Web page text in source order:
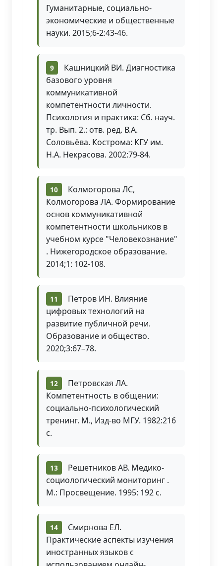
Гуманитарные, социально-
экономические и общественные
науки. 2015;6-2:43-46.
Кашницкий ВИ. Диагностика
базового уровня
коммуникативной
компетентности личности.
Психология и практика: Сб. науч.
тр. Вып. 2.: отв. ред. В.А.
Соловьёва. Кострома: КГУ им.
Н.А. Некрасова. 2002:79-84.
Колмогорова ЛС,
Колмогорова ЛА. Формирование
основ коммуникативной
компетентности школьников в
учебном курсе "Человекознание"
. Нижегородское образование.
2014;1: 102-108.
Петров ИН. Влияние
цифровых технологий на
развитие публичной речи.
Образование и общество.
2020;3:67–78.
Петровская ЛА.
Компетентность в общении:
социально-психологический
тренинг. М., Изд-во МГУ. 1982:216
с.
Решетников АВ. Медико-
социологический мониторинг .
М.: Просвещение. 1995: 192 с.
Смирнова ЕЛ.
Практические аспекты изучения
иностранных языков с